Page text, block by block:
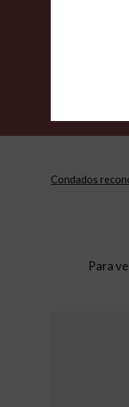
Condados
Para